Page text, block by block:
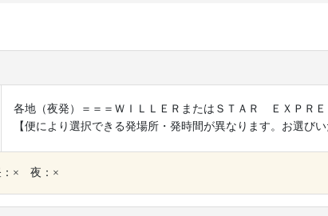
各地（夜発）＝＝＝ＷＩＬＬＥＲまたはＳＴＡＲ ＥＸＰＲＥ
【便により選択できる発場所・発時間が異なります。お選び
× 夜：×